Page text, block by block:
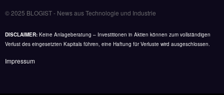
© 2025 BLOGIST - News aus Technologie und Industrie
DISCLAIMER: Keine Anlageberatung – Investitionen in Aktien können zum vollständigen
Verlust des eingesetzten Kapitals führen, eine Haftung für Verluste wird ausgeschlossen.
Impressum